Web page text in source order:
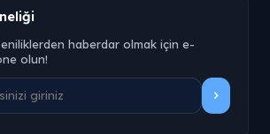
haberdar olmak için e-
olun!